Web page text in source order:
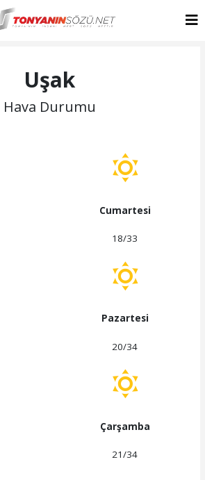
Uşak
Hava Durumu
Cumartesi
18/33
Pazartesi
20/34
Çarşamba
21/34